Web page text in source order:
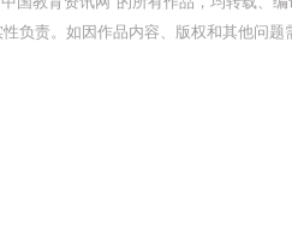
负责。如因作品内容、版权和其他问